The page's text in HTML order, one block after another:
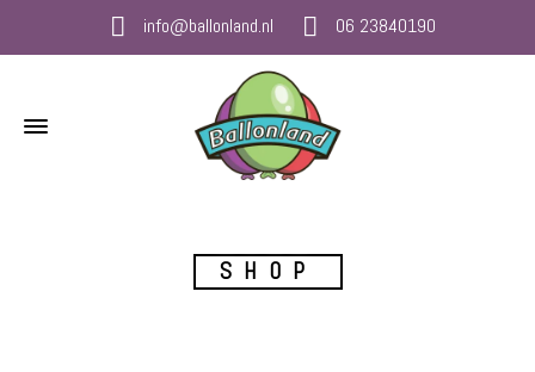
info@ballonland.nl 06 23840190
SHOP